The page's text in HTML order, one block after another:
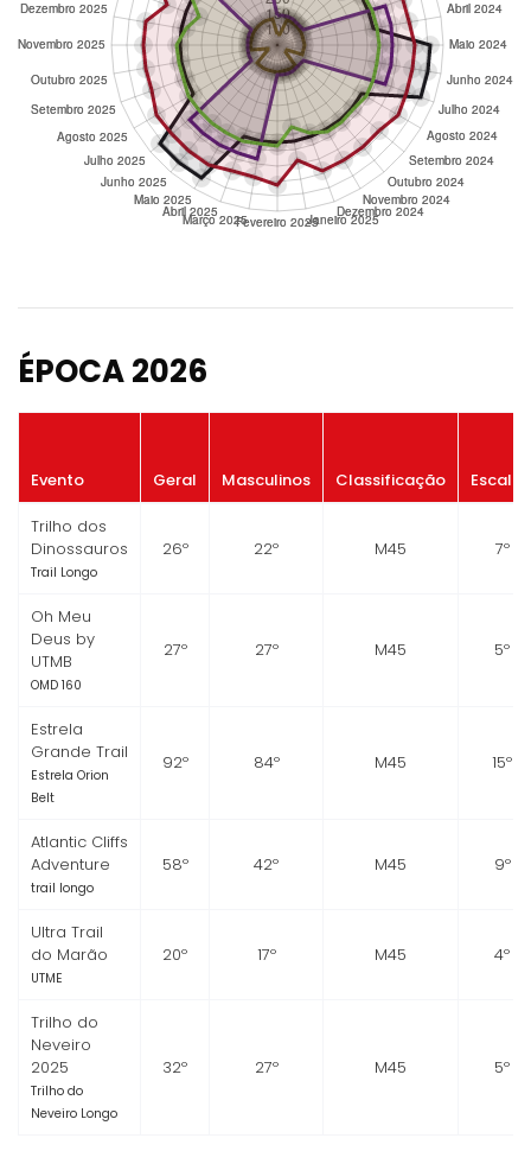
ÉPOCA 2026
Evento Geral Masculinos Classificação
Trilho dos
Dinossauros
Trail Longo
26º 22º M45 7º
Oh Meu
Deus by
UTMB
OMD 160
27º 27º M45 5º
Estrela
Grande Trail
Estrela Orion
Belt
92º 84º M45 15º
Atlantic Cliffs
Adventure
trail longo
58º 42º M45 9º
Ultra Trail
do Marão
UTME
20º 17º M45 4º
Trilho do
Neveiro
2025
Trilho do
Neveiro Longo
32º 27º M45 5º